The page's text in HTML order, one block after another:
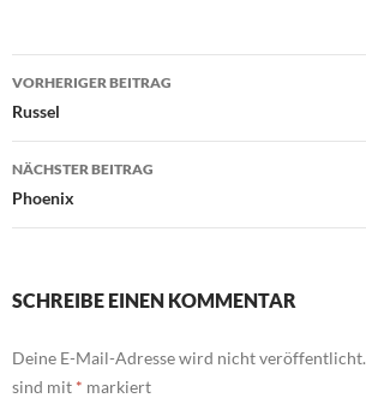
Beitragsnavigation
VORHERIGER BEITRAG
Russel
NÄCHSTER BEITRAG
Phoenix
SCHREIBE EINEN KOMMENTAR
Deine E-Mail-Adresse wird nicht veröffentlicht.
sind mit * markiert